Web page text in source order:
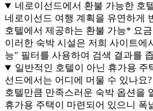
네로이선드에서 환불 가능한 호
네로이선드 여행 계획을 유연하게
호텔에서 제공하는 환불 가능* 요
이러한 숙박 시설은 저희 사이트에
능" 필터를 사용하여 검색 결과를
일반적인 호텔이 아닌 휴가용 주
선드에서는 어디에 머물 수 있나요?
호텔만큼 만족스러운 숙박 옵션을
휴가용 주택이 마련되어 있으니 폭